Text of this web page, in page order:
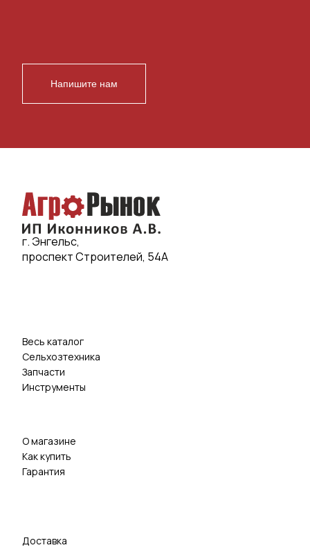
Напишите нам
г. Энгельс,
проспект Строителей, 54А
Весь каталог
Сельхозтехника
Запчасти
Инструменты
О магазине
Как купить
Гарантия
Доставка